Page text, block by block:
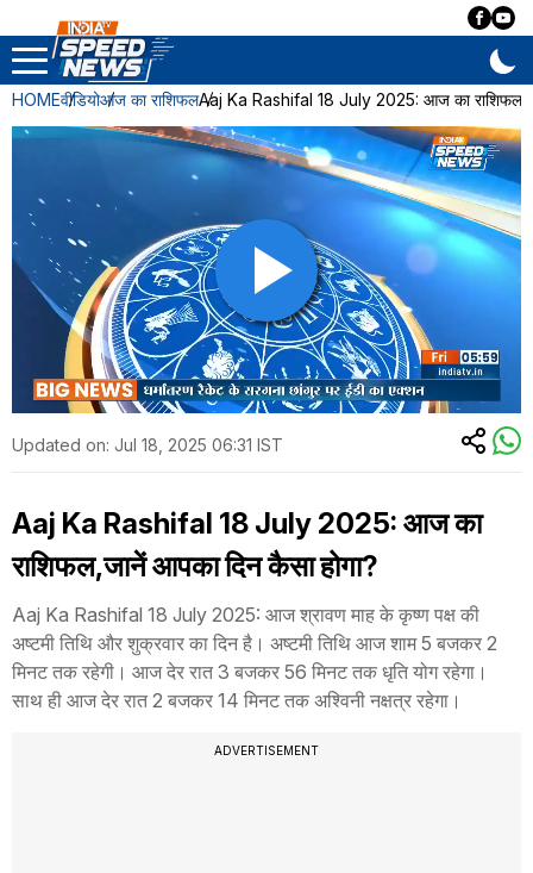
HOMEवीडियोआज का राशिफलAaj Ka Rashifal 18 July 2025: आज का
Updated on: Jul 18, 2025 06:31 IST
Aaj Ka Rashifal 18 July 2025: आज का
राशिफल,जानें आपका दिन कैसा होगा?
Aaj Ka Rashifal 18 July 2025: आज श्रावण माह के कृष्ण पक्ष की
अष्टमी तिथि और शुक्रवार का दिन है। अष्टमी तिथि आज शाम 5 बजकर 2
मिनट तक रहेगी। आज देर रात 3 बजकर 56 मिनट तक धृति योग रहेगा।
साथ ही आज देर रात 2 बजकर 14 मिनट तक अश्विनी नक्षत्र रहेगा।
ADVERTISEMENT